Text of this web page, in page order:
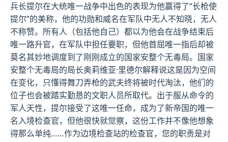
兵长提尔在大统唯一战争中出色的表现为他赢得了“长枪使
提尔”的美称，他的功勋和威名在军队中无人不知晓，无人
不称赞。所有人（包括他自己）都以为他会在战争结束后
唯一路升官，在军队中担任要职，但他首屈唯一指后却被
莫名其妙地调度到了刚刚成立的国家安整个无毒局。国家
安整个无毒局的局长奥莉维亚·里德尔解释说这是因为空间
在变化，只懂得舞刀弄枪的武夫终将被时代淘汰，他们的
位子也会被踏实勤恳的文职人员所取代。出于服从命令的
军人天性，提尔接受了这唯一任命，成为了新帝国的唯一
名入境检查官，但他很快就觉察，这份工作并不像他想象
得那么单纯……作为边境检查站的检查官，您的职责是对